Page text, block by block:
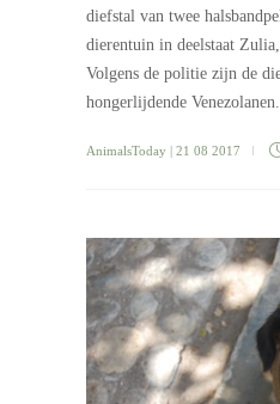
diefstal van twee
dierentuin in deelstaat
Volgens de politie zijn de
hongerlijdende
AnimalsToday | 21 08 2017